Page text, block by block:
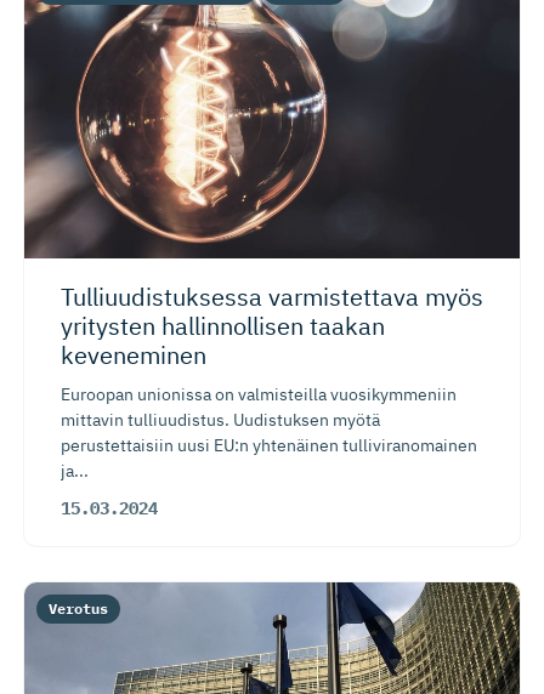
Tulliuudis­tuksessa varmistettava myös
yritysten hallinnollisen taakan
keveneminen
Euroopan unionissa on valmisteilla vuosikymmeniin
mittavin tulliuudistus. Uudistuksen myötä
perustettaisiin uusi EU:n yhtenäinen tulliviranomainen
ja...
15.03.2024
Verotus